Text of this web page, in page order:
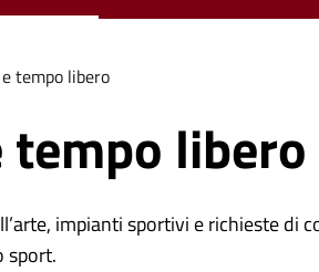
tempo libero
tempo libero
impianti sportivi e richieste di
sport.